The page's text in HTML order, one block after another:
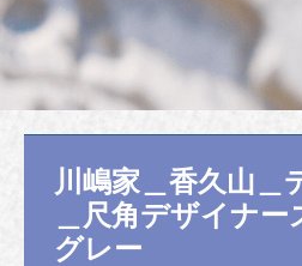
川嶋家＿香久山＿
＿尺角デザイナ
グレー